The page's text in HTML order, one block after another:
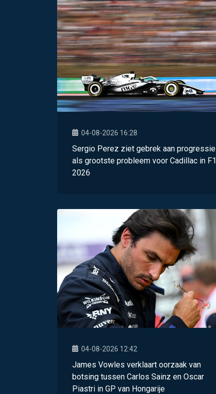
04-08-2026 16:28
Sergio Perez ziet gebrek aan progressie
als grootste probleem voor Cadillac in F1
2026
04-08-2026 12:42
James Vowles verklaart oorzaak van
botsing tussen Carlos Sainz en Oscar
Piastri in GP van Hongarije